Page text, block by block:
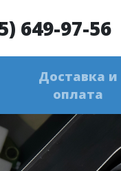
649-97-56
Доставка и
оплата